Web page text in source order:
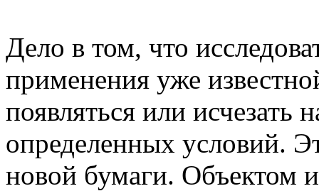
Дело в том, что
применения уже
появляться или исчезать
определенных условий.
новой бумаги. Объектом